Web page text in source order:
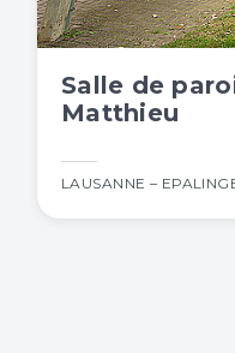
Salle de
Matthieu
LAUSANNE –